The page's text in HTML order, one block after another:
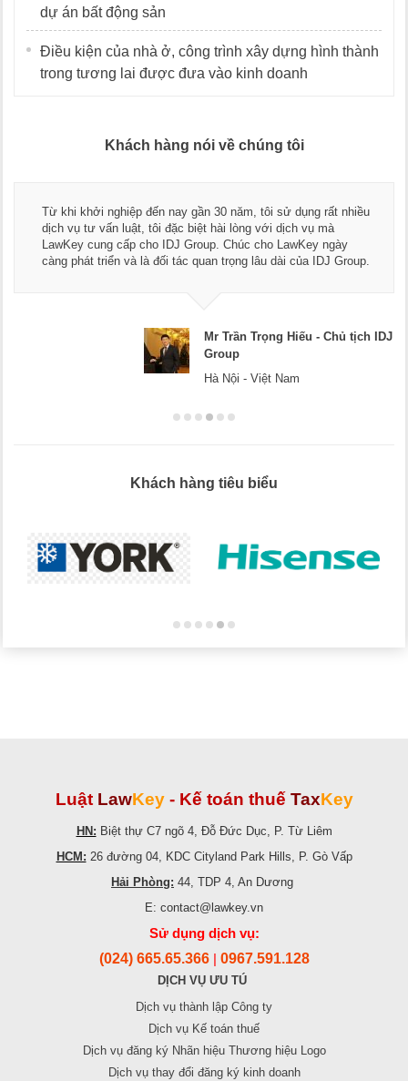
dự án bất động sản
Điều kiện của nhà ở, công trình xây dựng hình thành
trong tương lai được đưa vào kinh doanh
Khách hàng nói về chúng tôi
sử dụng rất nhiều
dịch vụ mà
LawKey ngày
dài của IDJ Group.
Thay mặt Công ty Dương Cafe, tôi xin
ngũ luật sư, kế toán của LawKey.
dụng dịch vụ tư vấn pháp luật và kế
Chúc các bạn phát triển hơn, phục vụ
Khách hàng tiêu biểu
Luật LawKey - Kế toán thuế TaxKey
HN: Biệt thự C7 ngõ 4, Đỗ Đức Dục, P. Từ Liêm
HCM: 26 đường 04, KDC Cityland Park Hills, P. Gò Vấp
Hải Phòng: 44, TDP 4, An Dương
E: contact@lawkey.vn
Sử dụng dịch vụ:
(024) 665.65.366 0967.591.128
DỊCH VỤ ƯU TÚ
Dịch vụ thành lập Công ty
Dịch vụ Kế toán thuế
Dịch vụ đăng ký Nhãn hiệu Thương hiệu Logo
Dịch vụ thay đổi đăng ký kinh doanh